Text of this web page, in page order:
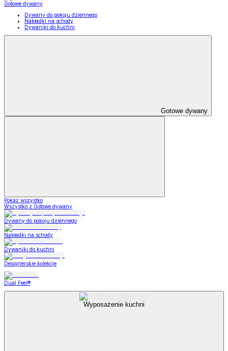
Gotowe dywany
Dywany do pokoju dziennego
Nakładki na schody
Dywaniki do kuchni
Gotowe dywany
Pokaż wszystko
Wszystko z Gotowe dywany
Dywany do pokoju dziennego
Nakładki na schody
Dywaniki do kuchni
Designerskie kolekcje
Dual Feel®
Wyposażenie kuchni